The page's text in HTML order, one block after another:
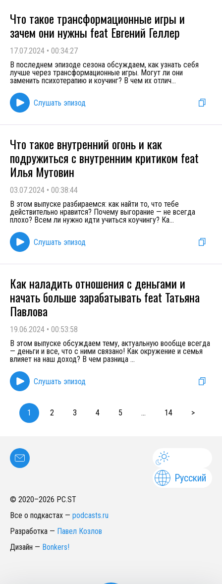
Что такое трансформационные игры и
зачем они нужны feat Евгений Геллер
17.07.2024 • 00:34:27
В последнем эпизоде сезона обсуждаем, как узнать себя
лучше через трансформационные игры. Могут ли они
заменить психотерапию и коучинг? В чем их отлич...
Слушать эпизод
Что такое внутренний огонь и как
подружиться с внутренним критиком feat
Илья Мутовин
03.07.2024 • 00:38:44
В этом выпуске разбираемся: как найти то, что тебе
действительно нравится? Почему выгорание — не всегда
плохо? Всем ли нужно идти учиться коучингу? Ка...
Слушать эпизод
Как наладить отношения с деньгами и
начать больше зарабатывать feat Татьяна
Павлова
19.06.2024 • 00:53:58
В этом выпуске обсуждаем тему, актуальную вообще всегда
— деньги и все, что с ними связано! Как окружение и семья
влияет на наш доход? В чем разница ...
Слушать эпизод
1 2 3 4 5 ... 14 >
Русский
© 2020–2026 PC.ST
Все о подкастах — podcasts.ru
Разработка — Павел Козлов
Дизайн — Bonkers!